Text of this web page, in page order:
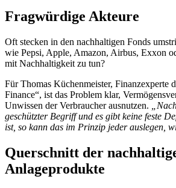
Fragwürdige Akteure
Oft stecken in den nachhaltigen Fonds
wie Pepsi, Apple, Amazon, Airbus, Exxon
mit Nachhaltigkeit zu tun?
Für Thomas Küchenmeister, Finanzexperte
Finance“, ist das Problem klar,
Unwissen der Verbraucher ausnutzen.
geschützter Begriff und es gibt keine feste
ist, so kann das im Prinzip jeder auslegen,
Querschnitt der
Anlageprodukte